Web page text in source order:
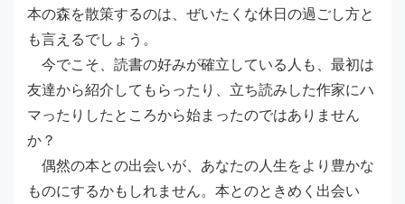
本の森を散策するのは、ぜいたくな休日の過ごし方と
も言えるでしょう。
今でこそ、読書の好みが確立している人も、最初は
友達から紹介してもらったり、立ち読みした作家にハ
マったりしたところから始まったのではありません
か？
偶然の本との出会いが、あなたの人生をより豊かな
ものにするかもしれません。本とのときめく出会い